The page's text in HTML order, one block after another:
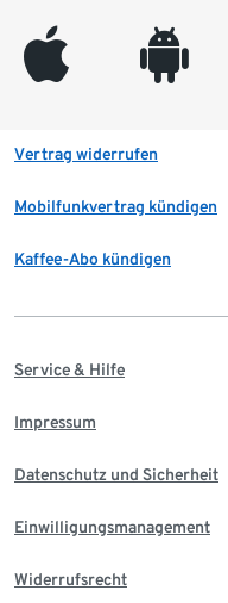
appleinc android
Vertrag widerrufen
Mobilfunkvertrag kündigen
Kaffee-Abo kündigen
Service & Hilfe
Impressum
Datenschutz und Sicherheit
Einwilligungsmanagement
Widerrufsrecht